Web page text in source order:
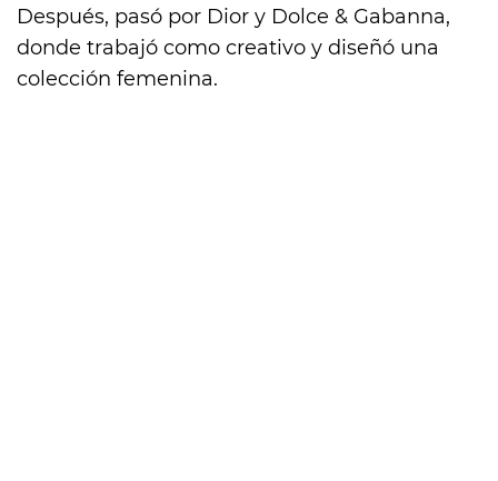
Después, pasó por Dior y Dolce & Gabanna,
donde trabajó como creativo y diseñó una
colección femenina.